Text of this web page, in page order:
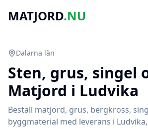
MATJORD.NU
Dalarna län
Sten, grus, singel
Matjord i Ludvika
Beställ matjord, grus, bergkross,
byggmaterial med leverans i Ludvika,